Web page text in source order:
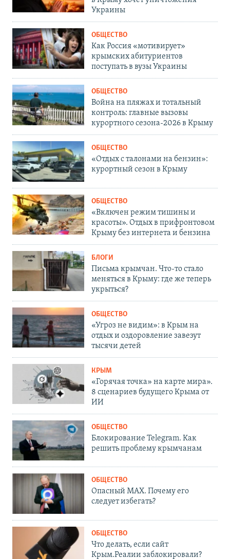
Украины
ОБЩЕСТВО
Как Россия «мотивирует»
крымских абитуриентов
поступать в вузы Украины
ОБЩЕСТВО
Война на пляжах и тотальный
контроль: главные вызовы
курортного сезона-2026 в Крыму
ОБЩЕСТВО
«Отдых с талонами на бензин»:
курортный сезон в Крыму
ОБЩЕСТВО
«Включен режим тишины и
красоты». Отдых в прифронтовом
Крыму без интернета и бензина
БЛОГИ
Письма крымчан. Что-то стало
меняться в Крыму: где же теперь
укрыться?
ОБЩЕСТВО
«Угроз не видим»: в Крым на
отдых и оздоровление завезут
тысячи детей
КРЫМ
«Горячая точка» на карте мира».
8 сценариев будущего Крыма от
ИИ
ОБЩЕСТВО
Блокирование Telegram. Как
решить проблему крымчанам
ОБЩЕСТВО
Опасный MAX. Почему его
следует избегать?
ОБЩЕСТВО
Что делать, если сайт
Крым.Реалии заблокировали?